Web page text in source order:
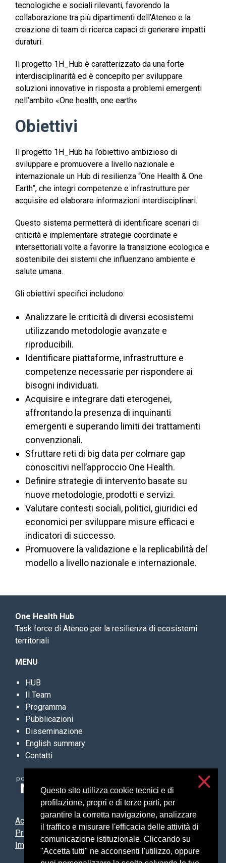
Questo sito utilizza cookie tecnici e di
profilazione, propri e di terze parti, per
garantire la corretta navigazione, analizzare
il traffico e misurare l'efficacia delle attività di
comunicazione istituzionale. Cliccando su
"Accetta tutti" ne acconsenti l'utilizzo, oppure
tecnologiche e sociali rilevanti, favorendo la
collaborazione tra più dipartimenti dell’Ateneo e la
creazione di team di ricerca capaci di generare impatti
duraturi. ​
​Il progetto 1H_Hub è caratterizzato da una forte
interdisciplinarità ed è concepito per sviluppare
soluzioni innovative in risposta a problemi emergenti
nell’ambito «One health, one earth»​
Obiettivi
Il progetto 1H_Hub ha l’obiettivo ambizioso di
sviluppare e promuovere a livello nazionale e
internazionale un Hub di resilienza “One Health & One
Earth”, che integri competenze e infrastrutture per
acquisire ed elaborare informazioni interdisciplinari. ​
Questo sistema permetterà di identificare scenari di
criticità e implementare strategie coordinate e
intersettoriali volte a favorire la transizione ecologica e
sostenibile dei sistemi che influenzano ambiente e
salute umana.​
Gli obiettivi specifici includono:​
Analizzare le criticità di diversi ecosistemi
utilizzando metodologie avanzate e
riproducibili.​
Identificare piattaforme, infrastrutture e
competenze necessarie per rispondere ai
bisogni individuati.​
Acquisire e integrare dati eterogenei,
affrontando la presenza di inquinanti
emergenti e superando limiti dei trattamenti
convenzionali.​
Sfruttare reti di big data per colmare gap
conoscitivi nell’approccio One Health.​
Definire strategie di intervento basate su
nuove metodologie, prodotti e servizi.​
Valutare contesti sociali, politici, giuridici ed
economici per sviluppare misure efficaci e
indicatori di successo.​
Promuovere la validazione e la replicabilità del
modello a livello nazionale e internazionale.
One Health Hub
Task force di Ateneo per la resilienza di ecosistemi
territoriali
MENU
HUB
Il Team
Programma
Pubblicazioni
Disseminazione
English summary
Contatti
Accessibilità
Privacy e cookies
Impostazioni cookie